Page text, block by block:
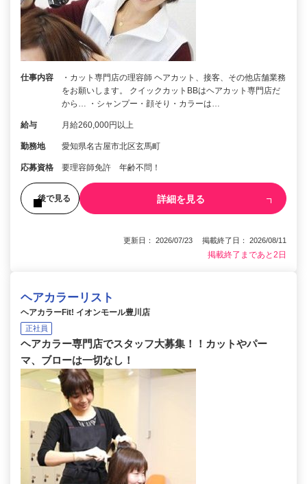
仕事内容
・カット専門店の理容師 ヘアカット、接客、その他店舗業務
をお願いします。 クイックカットBBはヘアカット専門店だ
から… ・シャンプー・顔そり・カラーは…
給与 月給260,000円以上
勤務地 愛知県名古屋市北区玄馬町
応募資格 要理容師免許 年齢不問！
後で見る 詳細を見る
更新日： 2026/07/23 掲載終了日： 2026/08/11
掲載終了まであと2日
ヘアカラーリスト
ヘアカラーFit! イオンモール豊川店
正社員
ヘアカラー専門店でスタッフ大募集！！カットやパー
マ、ブローは一切なし！